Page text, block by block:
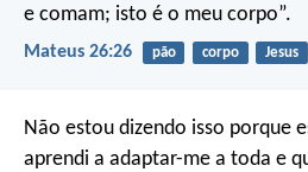
e comam; isto é o meu corpo”.
Mateus 26:26 pão corpo Jesus
Não estou dizendo isso porque
aprendi a adaptar-me a toda e